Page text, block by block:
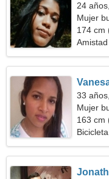
24
Mujer
174 cm
Amistad
33
Mujer
163 cm